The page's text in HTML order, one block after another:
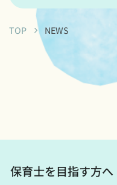
TOP NEWS
保育士を目指す方へ